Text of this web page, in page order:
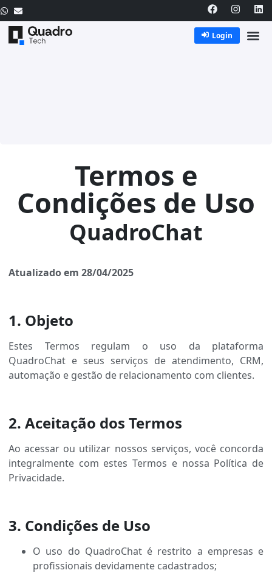
Login
Termos e
Condições de Uso
QuadroChat
Atualizado em 28/04/2025
1. Objeto
Estes Termos regulam o uso da plataforma
QuadroChat e seus serviços de atendimento, CRM,
automação e gestão de relacionamento com clientes.
2. Aceitação dos Termos
Ao acessar ou utilizar nossos serviços, você concorda
integralmente com estes Termos e nossa Política de
Privacidade.
3. Condições de Uso
O uso do QuadroChat é restrito a empresas e
profissionais devidamente cadastrados;